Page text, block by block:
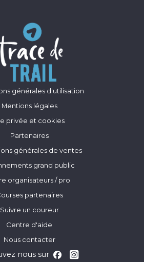
générales d'utilisation
Mentions légales
privée et cookies
Partenaires
générales de ventes
grand public
organisateurs / pro
partenaires
Suivre un coureur
Centre d'aide
Nous contacter
nous sur